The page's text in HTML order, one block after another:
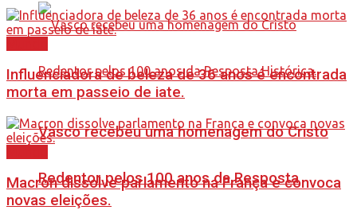
Vasco recebeu uma homenagem do Cristo
Redentor pelos 100 anos da Resposta
Influenciadora de beleza de 36 anos é encontrada
morta em passeio de iate.
Macron dissolve parlamento na França e convoca
novas eleições.